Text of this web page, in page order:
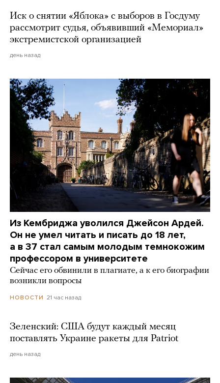
Иск о снятии «Яблока» с выборов в Госдуму
рассмотрит судья, объявивший «Мемориал»
экстремистской организацией
день назад
Из Кембриджа уволился Джейсон Ардей.
Он не умел читать и писать до 18 лет,
а в 37 стал самым молодым темнокожим
профессором в университете
Сейчас его обвинили в плагиате, а к его биографии
возникли вопросы
НОВОСТИ 21 час назад
Зеленский: США будут каждый месяц
поставлять Украине ракеты для Patriot
день назад